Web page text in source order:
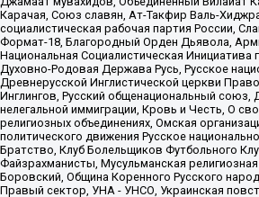
Карачая, Союз славян, Ат-Такфир Валь-
социалистическая рабочая партия России,
Формат-18, Благородный Орден Дьявола,
Национальная Социалистическая Инициатива
Духовно-Родовая Держава Русь, Русское
Древнерусской Инглистической церкви
Инглингов, Русский общенациональный союз,
нелегальной иммиграции, Кровь и Честь, О
религиозных объединениях, Омская
политического движения Русское
Братство, Клуб Болельщиков Футбольного
Файзрахманисты, Мусульманская религиозная
Боровский, Община Коренного Русского
Правый сектор, УНА - УНСО, Украинская